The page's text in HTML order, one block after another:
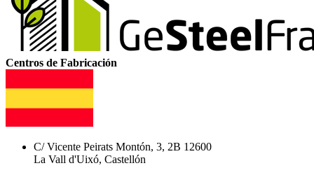
Centros de Fabricación
C/ Vicente Peirats Montón, 3, 2B 12600
La Vall d'Uixó, Castellón